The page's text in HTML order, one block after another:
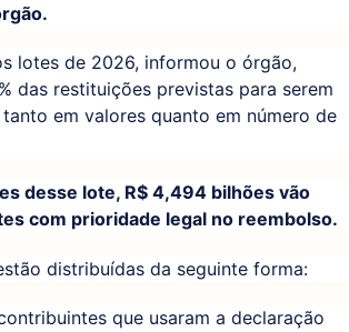
lotes de 2026, informou o órgão,
das restituições previstas para serem
em valores quanto em número de
desse lote, R$ 4,494 bilhões vão
com prioridade legal no reembolso.
distribuídas da seguinte forma:
que usaram a declaração